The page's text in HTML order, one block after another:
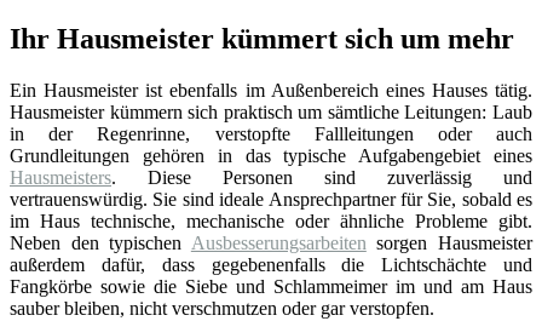
Ihr Hausmeister kümmert sich um mehr
Ein Hausmeister ist ebenfalls im Außenbereich eines Hauses tätig.
Hausmeister kümmern sich praktisch um sämtliche Leitungen: Laub
in der Regenrinne, verstopfte Fallleitungen oder auch
Grundleitungen gehören in das typische Aufgabengebiet eines
Hausmeisters. Diese Personen sind zuverlässig und
vertrauenswürdig. Sie sind ideale Ansprechpartner für Sie, sobald es
im Haus technische, mechanische oder ähnliche Probleme gibt.
Neben den typischen Ausbesserungsarbeiten sorgen Hausmeister
außerdem dafür, dass gegebenenfalls die Lichtschächte und
Fangkörbe sowie die Siebe und Schlammeimer im und am Haus
sauber bleiben, nicht verschmutzen oder gar verstopfen.